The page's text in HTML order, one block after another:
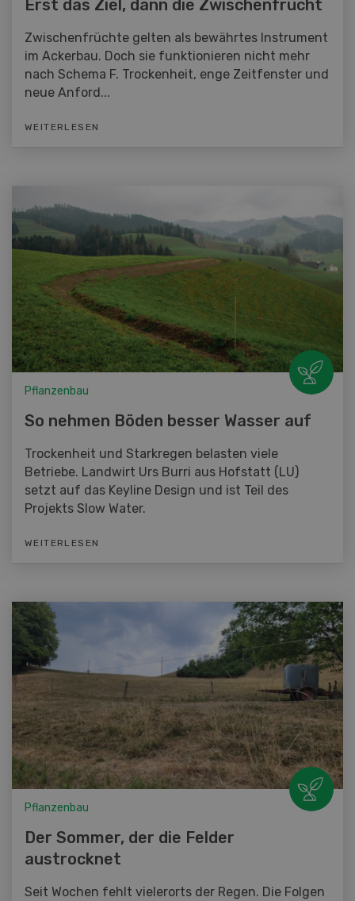
Erst das Ziel, dann die Zwischenfrucht
Zwischenfrüchte gelten als bewährtes Instrument
im Ackerbau. Doch sie funktionieren nicht mehr
nach Schema F. Trockenheit, enge Zeitfenster und
neue Anford...
WEITERLESEN
Pflanzenbau
So nehmen Böden besser Wasser auf
Trockenheit und Starkregen belasten viele
Betriebe. Landwirt Urs Burri aus Hofstatt (LU)
setzt auf das Keyline Design und ist Teil des
Projekts Slow Water.
WEITERLESEN
Pflanzenbau
Der Sommer, der die Felder
austrocknet
Seit Wochen fehlt vielerorts der Regen. Die Folgen